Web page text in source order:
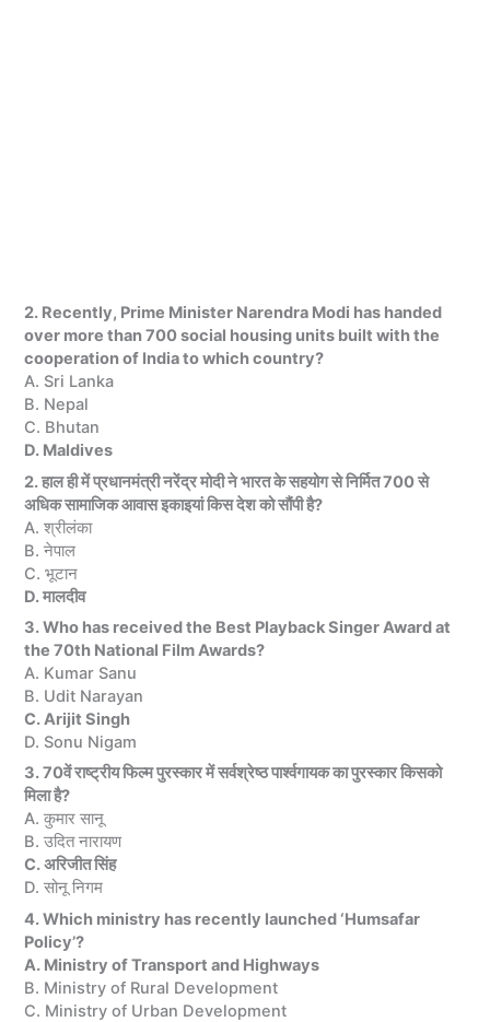
2. Recently, Prime Minister Narendra Modi has handed
over more than 700 social housing units built with the
cooperation of India to which country?
A. Sri Lanka
B. Nepal
C. Bhutan
D. Maldives
2. हाल ही में प्रधानमंत्री नरेंद्र मोदी ने भारत के सहयोग से निर्मित 700 से
अधिक सामाजिक आवास इकाइयां किस देश को सौंपी है?
A. श्रीलंका
B. नेपाल
C. भूटान
D. मालदीव
3. Who has received the Best Playback Singer Award at
the 70th National Film Awards?
A. Kumar Sanu
B. Udit Narayan
C. Arijit Singh
D. Sonu Nigam
3. 70वें राष्ट्रीय फिल्म पुरस्कार में सर्वश्रेष्ठ पार्श्वगायक का पुरस्कार किसको
मिला है?
A. कुमार सानू
B. उदित नारायण
C. अरिजीत सिंह
D. सोनू निगम
4. Which ministry has recently launched ‘Humsafar
Policy’?
A. Ministry of Transport and Highways
B. Ministry of Rural Development
C. Ministry of Urban Development